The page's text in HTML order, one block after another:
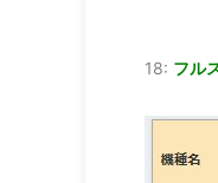
18: フル